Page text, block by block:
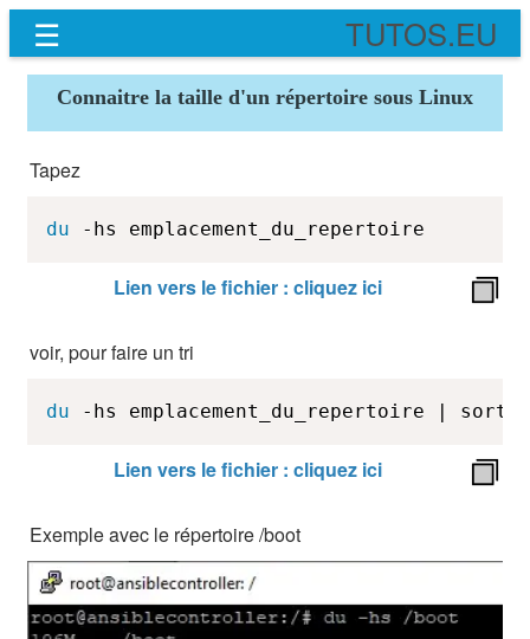
☰ TUTOS.EU
Connaitre la taille d'un répertoire sous Linux
Tapez
du -hs emplacement_du_repertoire
Lien vers le fichier : cliquez ici
voir, pour faire un tri
du -hs emplacement_du_repertoire | sort
Lien vers le fichier : cliquez ici
Exemple avec le répertoire /boot